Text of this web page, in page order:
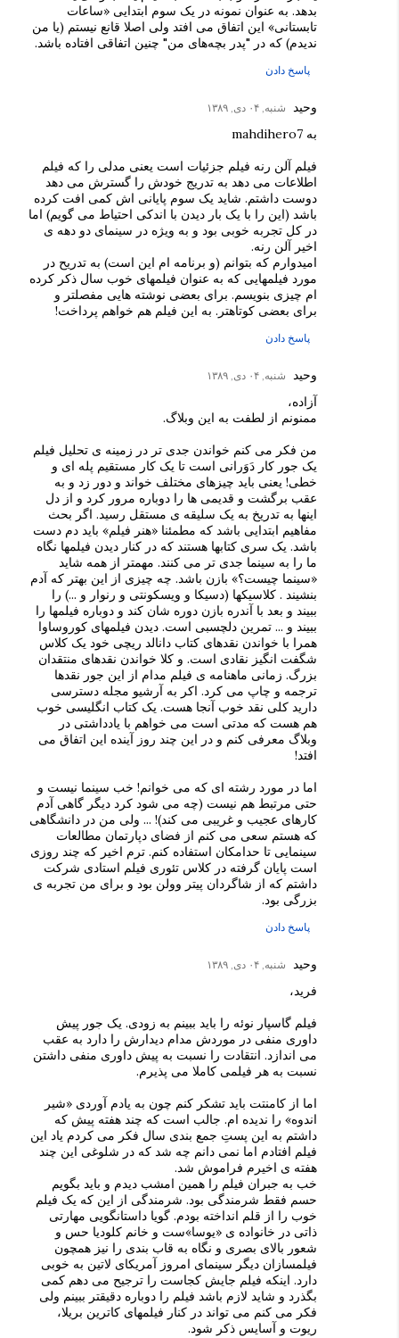
بدهد. به عنوان نمونه در یک سوم ابتدایی «ساعات
تابستانی» این اتفاق می افتد ولی اصلا قانع نیستم (یا من
ندیدم) که در "پدر بچه‌های من" چنین اتفاقی افتاده باشد.
پاسخ دادن
وحید شنبه, ۰۴ دی, ۱۳۸۹
به mahdihero7
فیلم آلن رنه فیلم جزئیات است یعنی مدلی را که فیلم
اطلاعات می دهد به تدریج خودش را گسترش می دهد
دوست داشتم. شاید یک سوم پایانی اش کمی افت کرده
باشد (این را با یک بار دیدن با اندکی احتیاط می گویم) اما
در کل تجربه خوبی بود و به ویژه در سینمای دو دهه ی
اخیر آلن رنه.
امیدوارم که بتوانم (و برنامه ام این است) به تدریح در
مورد فیلمهایی که به عنوان فیلمهای خوب سال ذکر کرده
ام چیزی بنویسم. برای بعضی نوشته هایی مفصلتر و
برای بعضی کوتاهتر. به این فیلم هم خواهم پرداخت!
پاسخ دادن
وحید شنبه, ۰۴ دی, ۱۳۸۹
آزاده،
ممنونم از لطفت به این وبلاگ.
من فکر می کنم خواندن جدی تر در زمینه ی تحلیل فیلم
یک جور کار دَوَرانی است تا یک کار مستقیم پله ای و
خطی! یعنی باید چیزهای مختلف خواند و دور زد و به
عقب برگشت و قدیمی ها را دوباره مرور کرد و از دل
اینها به تدریخ به یک سلیقه ی مستقل رسید. اگر بحث
مفاهیم ابتدایی باشد که مطمئنا «هنر فیلم» باید دم دست
باشد. یک سری کتابها هستند که در کنار دیدن فیلمها نگاه
ما را به سینما جدی تر می کنند. مهمتر از همه شاید
«سینما چیست؟» بازن باشد. چه چیزی از این بهتر که آدم
بنشیند . کلاسیکها (دسیکا و ویسکونتی و رنوار و ...) را
ببیند و بعد با آندره بازن دوره شان کند و دوباره فیلمها را
ببیند و ... تمرین دلچسبی است. دیدن فیلمهای کوروساوا
همرا با خواندن نقدهای کتاب دانالد ریچی خود یک کلاس
شگفت انگیز نقادی است. و کلا خواندن نقدهای منتقدان
بزرگ. زمانی ماهنامه ی فیلم مدام از این جور نقدها
ترجمه و چاپ می کرد. اکر به آرشیو مجله دسترسی
دارید کلی نقد خوب آنجا هست. یک کتاب انگلیسی خوب
هم هست که مدتی است می خواهم با یادداشتی در
وبلاگ معرفی کنم و در این چند روز آینده این اتفاق می
افتد!
اما در مورد رشته ای که می خوانم! خب سینما نیست و
حتی مرتبط هم نیست (چه می شود کرد دیگر گاهی آدم
کارهای عجیب و غریبی می کند)! ... ولی من در دانشگاهی
که هستم سعی می کنم از فضای دپارتمان مطالعات
سینمایی تا حدامکان استفاده کنم. ترم اخیر که چند روزی
است پایان گرفته در کلاس تئوری فیلم استادی شرکت
داشتم که از شاگردان پیتر وولن بود و برای من تجربه ی
بزرگی بود.
پاسخ دادن
وحید شنبه, ۰۴ دی, ۱۳۸۹
فرید،
فیلم گاسپار نوئه را باید ببینم به زودی. یک جور پیش
داوری منفی در موردش مدام دیدارش را دارد به عقب
می اندازد. انتقادت را نسبت به پیش داوری منفی داشتن
نسبت به هر فیلمی کاملا می پذیرم.
اما از کامنتت باید تشکر کنم چون به یادم آوردی «شیر
اندوه» را ندیده ام. جالب است که چند هفته پیش که
داشتم به این پستِ جمع بندی سال فکر می کردم یاد این
فیلم افتادم اما نمی دانم چه شد که در شلوغی این چند
هفته ی اخیرم فراموش شد.
خب به جبران فیلم را همین امشب دیدم و باید بگویم
حسم فقط شرمندگی بود. شرمندگی از این که یک فیلم
خوب را از قلم انداخته بودم. گویا داستانگویی مهارتی
ذاتی در خانواده ی «یوسا»ست و خانم کلودیا حس و
شعور بالای بصری و نگاه به قاب بندی را نیز همچون
فیلمسازان دیگر سینمای امروز آمریکای لاتین به خوبی
دارد. اینکه فیلم جایش کجاست را ترجیح می دهم کمی
بگذرد و شاید لازم باشد فیلم را دوباره دقیقتر ببینم ولی
فکر می کنم می تواند در کنار فیلمهای کاترین بریلا،
ریوت و آسایس ذکر شود.